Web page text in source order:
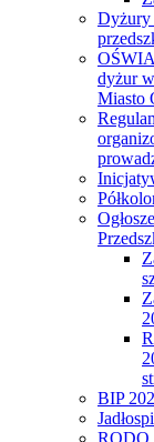
Dyżury
dyżur
Miasto
BIP
RODO